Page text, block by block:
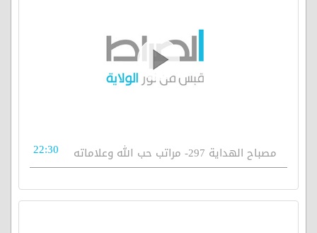
مصباح الهداية 297- مراتب حب الله وعلاماته 22:30